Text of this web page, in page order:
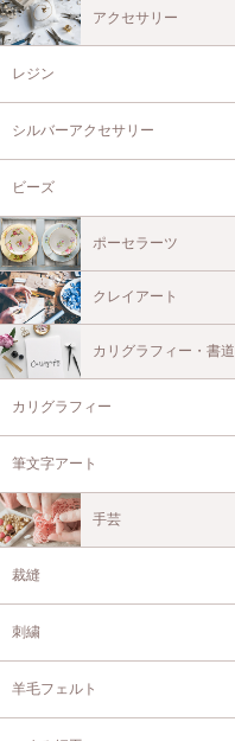
アクセサリー
レジン
シルバーアクセサリー
ビーズ
ポーセラーツ
クレイアート
カリグラフィー・書道
カリグラフィー
筆文字アート
手芸
裁縫
刺繍
羊毛フェルト